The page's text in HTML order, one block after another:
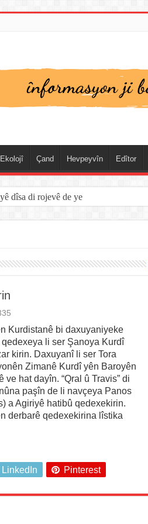
Ekolojî Çand Hevpeyvîn Edîtor
dîsa di rojevê de ye
Kurdistanê bi daxuyaniyeke
qedexeya li ser Şanoya Kurdî
kirin. Daxuyanî li ser Tora
Zimanê Kurdî yên Baroyên
ve hat dayîn. “Qral û Travis” di
paşîn de li navçeya Panos
a Agiriyê hatibû qedexekirin.
derbarê qedexekirina lîstika
LinkedIn Pinterest